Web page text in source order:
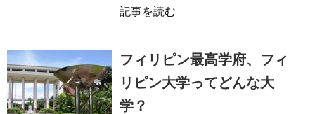
記事を読む
フィリピン最高学府、フィ
リピン大学ってどんな大
学？